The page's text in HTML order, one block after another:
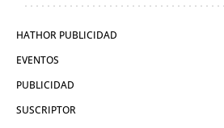
HATHOR PUBLICIDAD
EVENTOS
PUBLICIDAD
SUSCRIPTOR